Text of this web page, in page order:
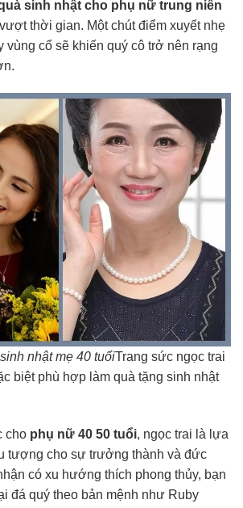
sinh nhật cho phụ nữ trung niên
thời gian. Một chút điểm xuyết nhẹ
vùng cổ sẽ khiến quý cô trở nên rạng
nhật mẹ 40 tuổiTrang sức ngọc trai
biệt phù hợp làm quà tặng sinh nhật
cho phụ nữ 40 50 tuổi, ngọc trai là lựa
tượng cho sự trưởng thành và đức
có xu hướng thích phong thủy, bạn
đá quý theo bản mệnh như Ruby